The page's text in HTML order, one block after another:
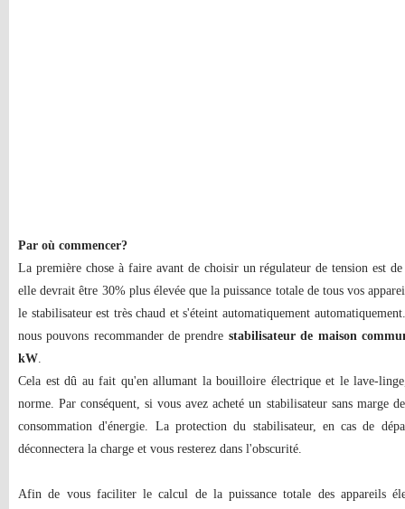
Par où commencer?
La première chose à faire avant de choisir un régulateur de tension est
elle devrait être 30% plus élevée que la puissance totale de tous vos
le stabilisateur est très chaud et s'éteint automatiquement
nous pouvons recommander de prendre stabilisateur de maison
kW.
Cela est dû au fait qu'en allumant la bouilloire électrique et le lave-
norme. Par conséquent, si vous avez acheté un stabilisateur sans marge
consommation d'énergie. La protection du stabilisateur, en cas de
déconnectera la charge et vous resterez dans l'obscurité.
Afin de vous faciliter le calcul de la puissance totale des appareils